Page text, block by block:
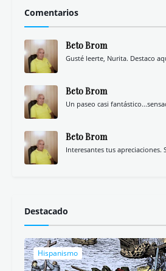
Comentarios
Beto Brom
Gusté leerte, Nurita. Destaco
Beto Brom
Un paseo casi
Beto Brom
Interesantes tus apreciaciones.
Destacado
Hispanismo